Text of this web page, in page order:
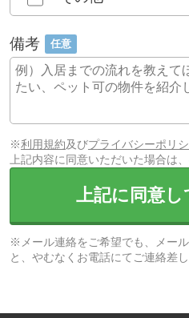
備考 任意
※利用規約及びプライバシーポリ
上記内容に同意いただいた場合は
上記に同意
※メール連絡をご希望でも、メー
と、やむなくお電話にてご連絡差